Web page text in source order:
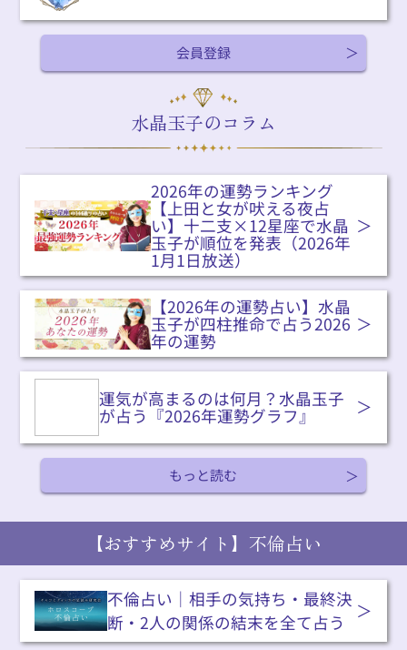
会員登録
水晶玉子のコラム
2026年の運勢ランキング
【上田と女が吠える夜占
い】十二支×12星座で水晶
玉子が順位を発表（2026年
1月1日放送）
【2026年の運勢占い】水晶
玉子が四柱推命で占う2026
年の運勢
運気が高まるのは何月？水晶玉子
が占う『2026年運勢グラフ』
もっと読む
【おすすめサイト】不倫占い
不倫占い｜相手の気持ち・最終決
断・2人の関係の結末を全て占う